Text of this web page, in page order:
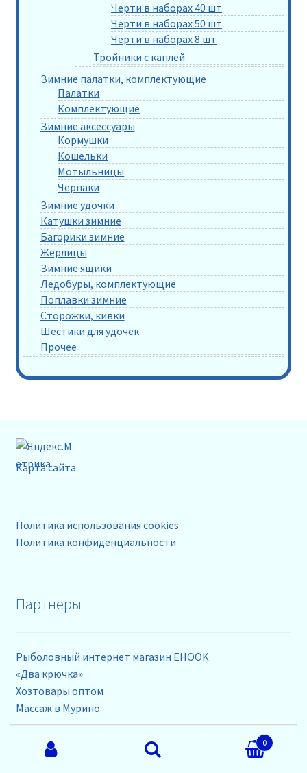
Черти в наборах 40 шт
Черти в наборах 50 шт
Черти в наборах 8 шт
Тройники с каплей
Зимние палатки, комплектующие
Палатки
Комплектующие
Зимние аксессуары
Кормушки
Кошельки
Мотыльницы
Черпаки
Зимние удочки
Катушки зимние
Багорики зимние
Жерлицы
Зимние ящики
Ледобуры, комплектующие
Поплавки зимние
Сторожки, кивки
Шестики для удочек
Прочее
Карта сайта
Политика использования cookies
Политика конфиденциальности
Партнеры
Рыболовный интернет магазин EHOOK
«Два крючка»
Хозтовары оптом
Массаж в Мурино
0